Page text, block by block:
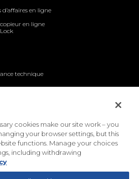
d’affaires en ligne
en ligne
technique
nous
|Conditions d'utilisation universelles
d'utilisation acceptable|
du site Web
1210 | International: 1-727-800-3184
© 2026 EasyHosting
cookies make our site work – you
your browser settings, but this
functions. Manage your choices
including withdrawing